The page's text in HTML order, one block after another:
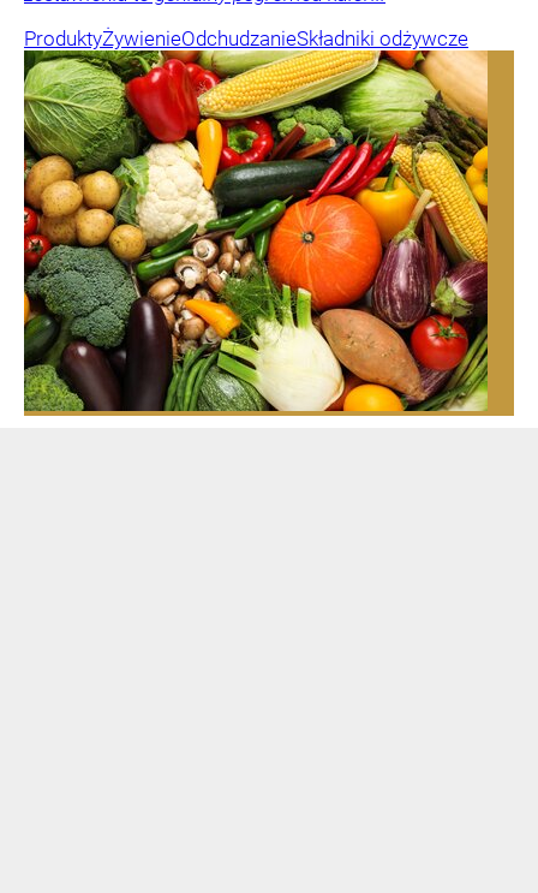
ProduktyŻywienieOdchudzanieSkładniki odżywcze